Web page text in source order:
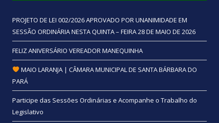
PROJETO DE LEI 002/2026 APROVADO POR UNANIMIDADE EM
SESSÃO ORDINÁRIA NESTA QUINTA – FEIRA 28 DE MAIO DE 2026
FELIZ ANIVERSÁRIO VEREADOR MANEQUINHA
MAIO LARANJA | CÂMARA MUNICIPAL DE SANTA BÁRBARA DO
PARÁ
Participe das Sessões Ordinárias e Acompanhe o Trabalho do
Legislativo